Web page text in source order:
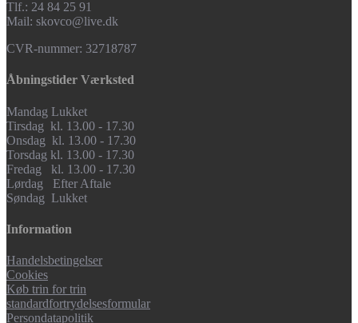
Tlf.: 24 84 25 91
Mail: skovco@live.dk
CVR-nummer: 32718787
Åbningstider Værksted
Mandag Lukket
Tirsdag kl. 13.00 - 17.30
Onsdag kl. 13.00 - 17.30
Torsdag kl. 13.00 - 17.30
Fredag kl. 13.00 - 17.30
Lørdag Efter Aftale
Søndag Lukket
Information
Handelsbetingelser
Cookies
Køb trin for trin
standardfortrydelsesformular
Persondatapolitik